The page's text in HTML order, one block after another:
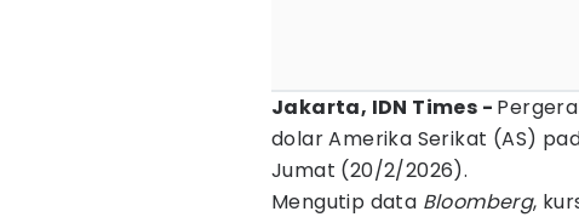
Jakarta, IDN Times -
dolar Amerika Serikat (AS)
Jumat (20/2/2026).
Mengutip data Bloomberg,